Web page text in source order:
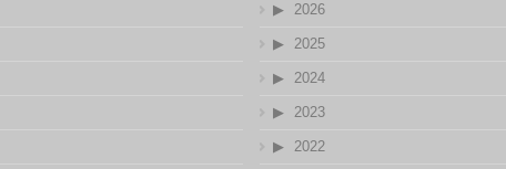
2026
2025
2024
2023
2022